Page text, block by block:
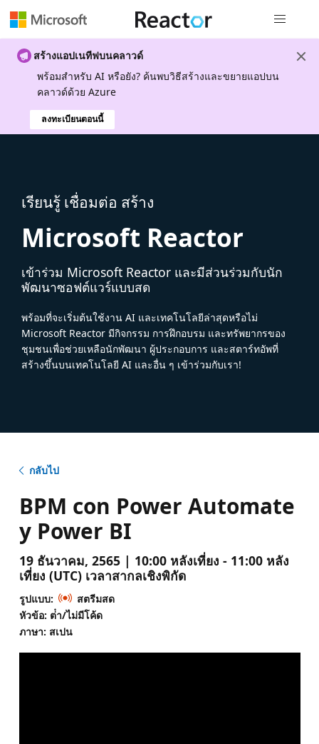
สร้างแอปเนทีฟบนคลาวด์
พร้อมสําหรับ AI หรือยัง? ค้นพบวิธีสร้างและขยายแอปบน
คลาวด์ด้วย Azure
ลงทะเบียนตอนนี้
เรียนรู้ เชื่อมต่อ สร้าง
Microsoft Reactor
เข้าร่วม Microsoft Reactor และมีส่วนร่วมกับนัก
พัฒนาซอฟต์แวร์แบบสด
พร้อมที่จะเริ่มต้นใช้งาน AI และเทคโนโลยีล่าสุดหรือไม่
Microsoft Reactor มีกิจกรรม การฝึกอบรม และทรัพยากรของ
ชุมชนเพื่อช่วยเหลือนักพัฒนา ผู้ประกอบการ และสตาร์ทอัพที่
สร้างขึ้นบนเทคโนโลยี AI และอื่น ๆ เข้าร่วมกับเรา!
กลับไป
BPM con Power Automate
y Power BI
19 ธันวาคม, 2565 | 10:00 หลังเที่ยง - 11:00 หลัง
เที่ยง (UTC) เวลาสากลเชิงพิกัด
รูปแบบ:
สตรีมสด
หัวข้อ: ต่ํา/ไม่มีโค้ด
ภาษา: สเปน